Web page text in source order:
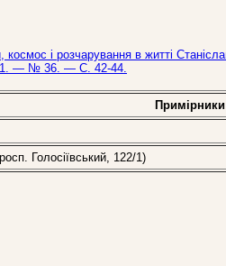
космос і розчарування в житті
— № 36. — С. 42-44.
Примірники
Голосіївський, 122/1)